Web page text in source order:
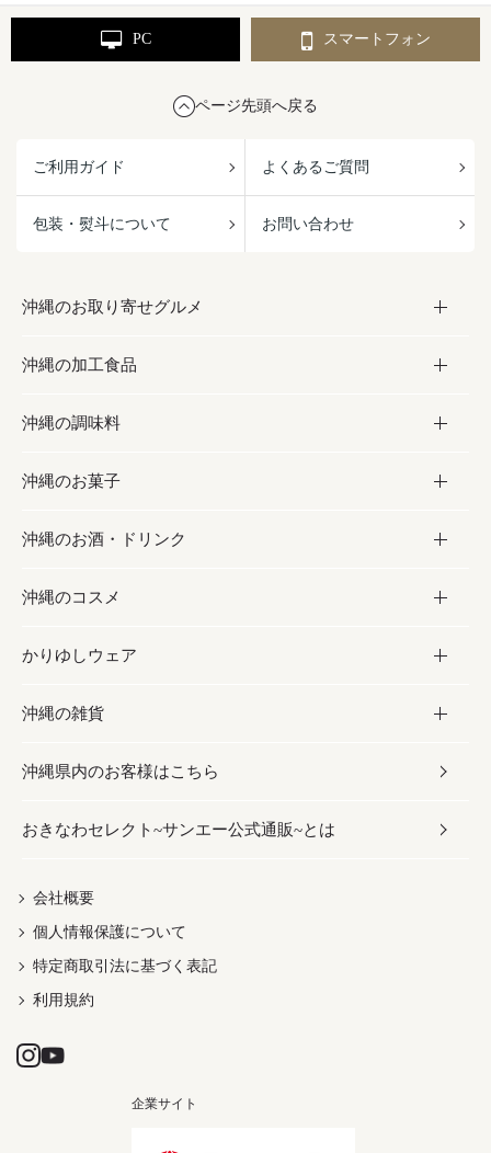
PC スマートフォン
ページ先頭へ戻る
ご利用ガイド よくあるご質問
包装・熨斗について お問い合わせ
沖縄のお取り寄せグルメ
お取り寄せグルメ
フルーツ・野菜
お肉
海産物
沖縄の加工食品
加工食品
缶詰／パウチ
沖縄料理
沖縄そば／乾麺
レトルト食品
乾物／粉類
沖縄の調味料
調味料
砂糖／黒砂糖
塩
お酢／ドレッシング
しょうゆ
みそ
だし／スパイス／島唐辛子
沖縄のお菓子
お菓子
黒糖
ちんすこう
伝統菓子
スナック
おつまみ
紅芋
沖縄のお酒・ドリンク
お酒・ドリンク
泡盛
ビール・チューハイ
ワイン・ウィスキー・カクテル
ドリンク
茶葉
沖縄のコスメ
コスメ
スキンケア
ボディケア
ヘアケア
UVケア
かりゆしウェア
かりゆしウェア
メンズ
レディース
沖縄の雑貨
雑貨
沖縄ファッション
伝統工芸品
沖縄県内のお客様はこちら
おきなわセレクト~サンエー公式通販~とは
会社概要
個人情報保護について
特定商取引法に基づく表記
利用規約
企業サイト